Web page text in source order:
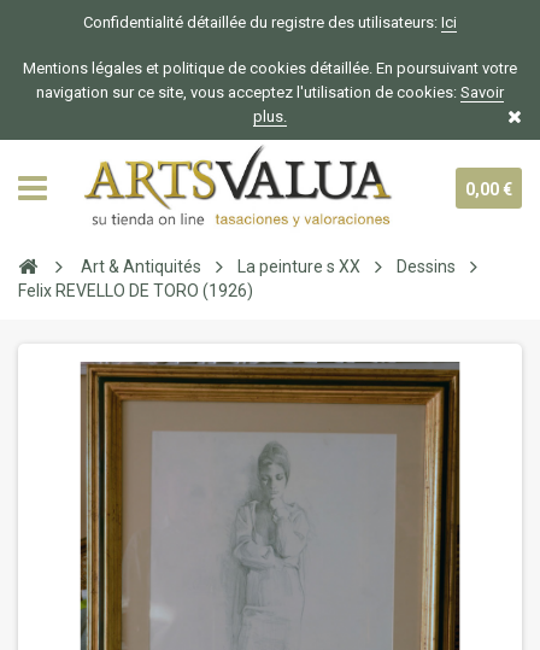
Confidentialité détaillée du registre des utilisateurs: Ici
Mentions légales et politique de cookies détaillée. En poursuivant votre
navigation sur ce site, vous acceptez l'utilisation de cookies: Savoir
plus.
0,00 €
Art & Antiquités La peinture s XX
Dessins
Felix REVELLO DE TORO (1926)